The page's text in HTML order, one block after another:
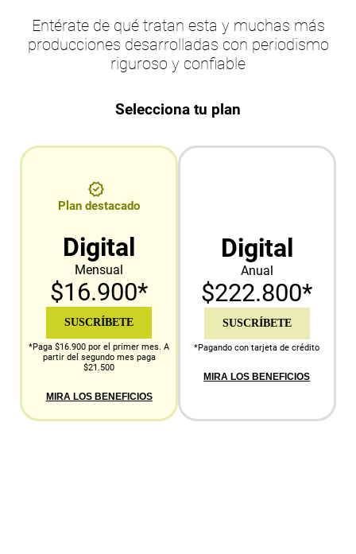
Entérate de qué tratan esta y muchas más
producciones desarrolladas con periodismo
riguroso y confiable
Selecciona tu plan
Plan destacado
Digital
Mensual
$16.900*
SUSCRÍBETE
*Paga $16.900 por el primer mes. A
partir del segundo mes paga
$21.500
MIRA LOS BENEFICIOS
Digital
Anual
$222.800*
SUSCRÍBETE
*Pagando con tarjeta de crédito
MIRA LOS BENEFICIOS